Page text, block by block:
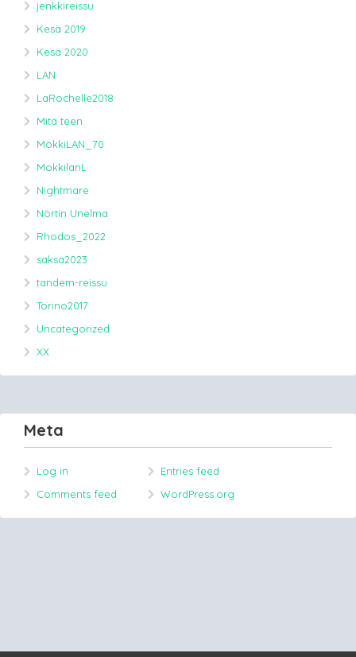
jenkkireissu
Kesä 2019
Kesä 2020
LAN
LaRochelle2018
Mitä teen
MökkiLAN_70
MokkilanL
Nightmare
Nörtin Unelma
Rhodos_2022
saksa2023
tandem-reissu
Torino2017
Uncategorized
XX
Meta
Log in
Entries feed
Comments feed
WordPress.org